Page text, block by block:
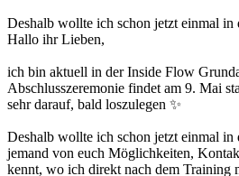
Deshalb wollte ich schon jetzt einmal in
Hallo ihr Lieben,
ich bin aktuell in der Inside Flow
Abschlusszeremonie findet am 9. Mai
sehr darauf, bald loszulegen ✨
Deshalb wollte ich schon jetzt einmal in
jemand von euch Möglichkeiten,
kennt, wo ich direkt nach dem Training